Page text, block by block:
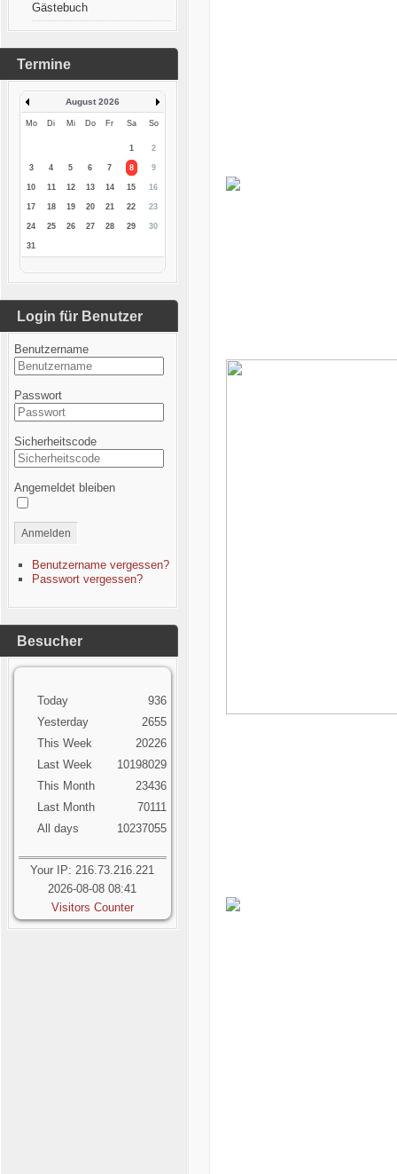
Gästebuch
Termine
August 2026
Mo Di Mi Do Fr Sa So
1 2
3 4 5 6 7 8 9
10 11 12 13 14 15 16
17 18 19 20 21 22 23
24 25 26 27 28 29 30
31
Login für Benutzer
Benutzername
Passwort
Sicherheitscode
Angemeldet bleiben
Anmelden
Benutzername vergessen?
Passwort vergessen?
Besucher
Today
Yesterday
This Week
Last Week
This Month
Last Month
All days
936
2655
20226
10198029
23436
70111
10237055
Your IP: 216.73.216.221
2026-08-08 08:41
Visitors Counter